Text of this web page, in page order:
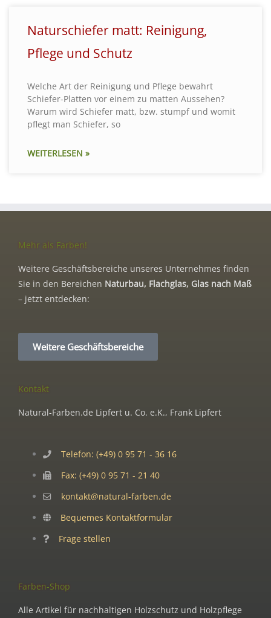
Naturschiefer matt: Reinigung,
Pflege und Schutz
Welche Art der Reinigung und Pflege bewahrt
Schiefer-Platten vor einem zu matten Aussehen?
Warum wird Schiefer matt, bzw. stumpf und womit
pflegt man Schiefer, so
WEITERLESEN »
Mehr als Farben!
Weitere Geschäftsbereiche unseres Unternehmes finden
Sie in den Bereichen Naturbau, Flachglas, Glas nach Maß
– jetzt entdecken:
Weitere Geschäftsbereiche
Kontakt
Natural-Farben.de Lipfert u. Co. e.K., Frank Lipfert
Telefon: (+49) 0 95 71 - 36 16
Fax: (+49) 0 95 71 - 21 40
kontakt@natural-farben.de
Bequemes Kontaktformular
Frage stellen
Farben-Shop
Alle Artikel für nachhaltigen Holzschutz und Holzpflege